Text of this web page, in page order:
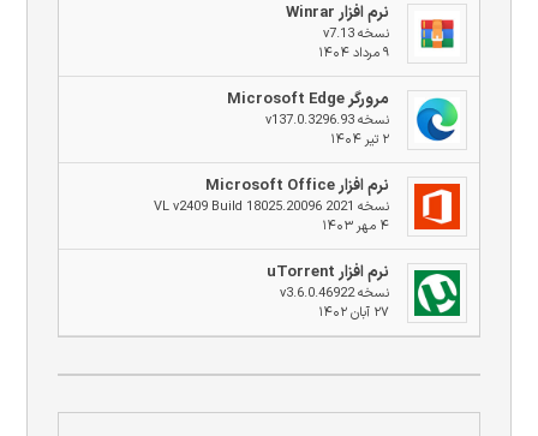
نرم افزار Winrar
نسخه v7.13
۹ مرداد ۱۴۰۴
مرورگر Microsoft Edge
نسخه v137.0.3296.93
۲ تیر ۱۴۰۴
نرم افزار Microsoft Office
نسخه 2021 VL v2409 Build 18025.20096
۴ مهر ۱۴۰۳
نرم افزار uTorrent
نسخه v3.6.0.46922
۲۷ آبان ۱۴۰۲